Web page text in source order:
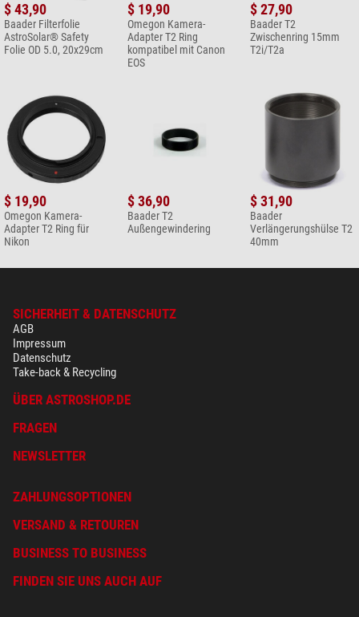
$ 43,90
Baader Filterfolie
AstroSolar® Safety
Folie OD 5.0, 20x29cm
$ 19,90
Omegon Kamera-
Adapter T2 Ring
kompatibel mit Canon
EOS
$ 27,90
Baader T2
Zwischenring 15mm
T2i/T2a
$ 19,90
Omegon Kamera-
Adapter T2 Ring für
Nikon
$ 36,90
Baader T2
Außengewindering
$ 31,90
Baader
Verlängerungshülse T2
40mm
SICHERHEIT & DATENSCHUTZ
AGB
Impressum
Datenschutz
Take-back & Recycling
ÜBER ASTROSHOP.DE
FRAGEN
NEWSLETTER
ZAHLUNGSOPTIONEN
VERSAND & RETOUREN
BUSINESS TO BUSINESS
FINDEN SIE UNS AUCH AUF